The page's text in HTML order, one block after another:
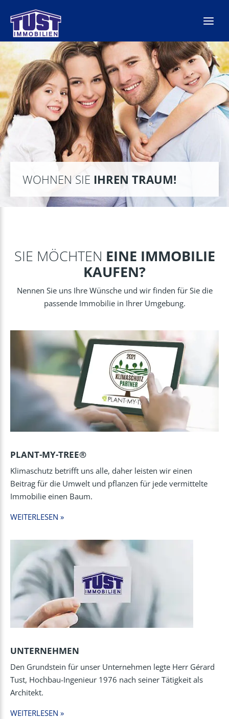
Inhalt
springen
WOHNEN SIE IHREN TRAUM!
SIE MÖCHTEN EINE IMMOBILIE
KAUFEN?
Nennen Sie uns Ihre Wünsche und wir finden für Sie die
passende Immobilie in Ihrer Umgebung.
PLANT-MY-TREE®
Klimaschutz betrifft uns alle, daher leisten wir einen
Beitrag für die Umwelt und pflanzen für jede vermittelte
Immobilie einen Baum.
WEITERLESEN »
UNTERNEHMEN
Den Grundstein für unser Unternehmen legte Herr Gérard
Tust, Hochbau-Ingenieur 1976 nach seiner Tätigkeit als
Architekt.
WEITERLESEN »